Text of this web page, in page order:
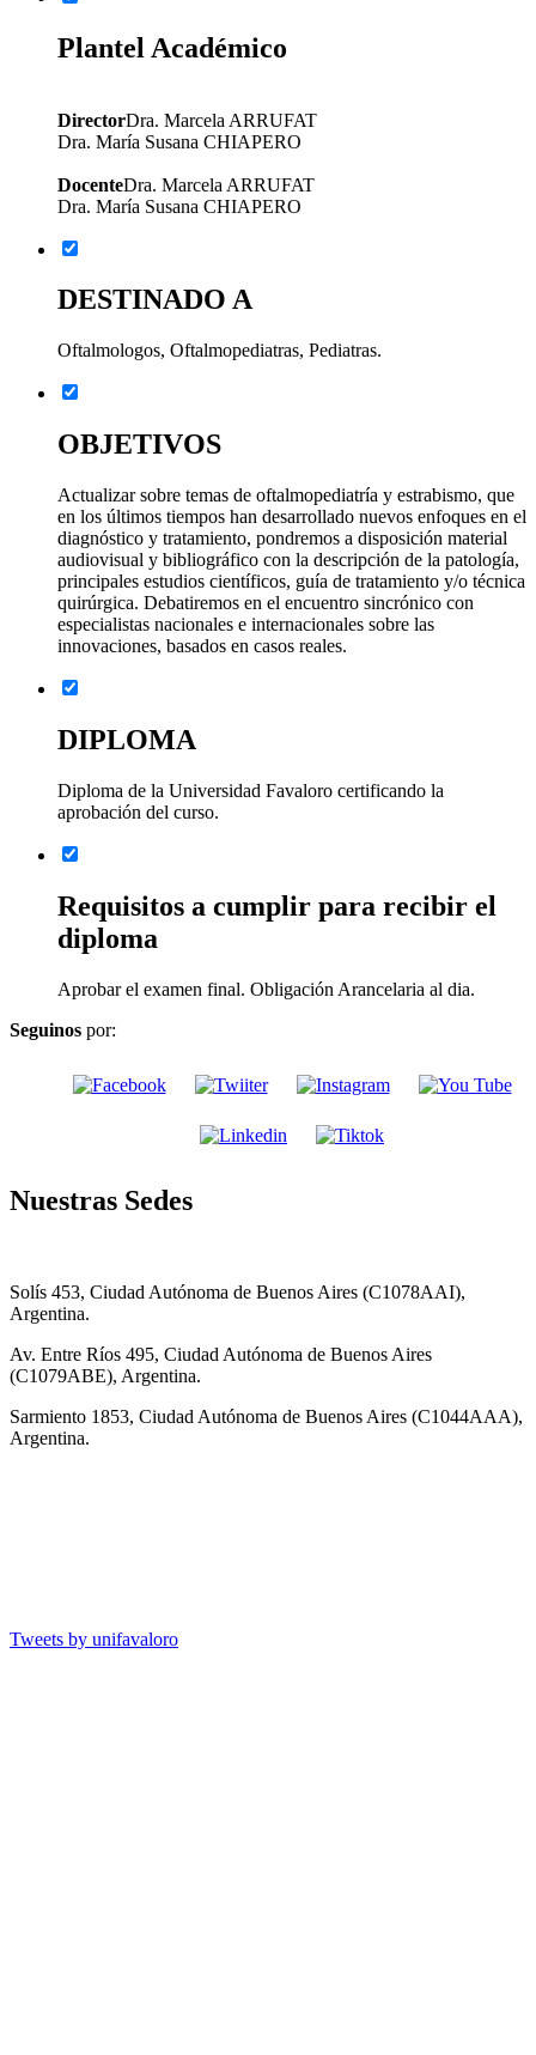
Plantel Académico
DirectorDra. Marcela ARRUFAT
Dra. María Susana CHIAPERO
DocenteDra. Marcela ARRUFAT
Dra. María Susana CHIAPERO
DESTINADO A
Oftalmologos, Oftalmopediatras, Pediatras.
OBJETIVOS
Actualizar sobre temas de oftalmopediatría y estrabismo, que
en los últimos tiempos han desarrollado nuevos enfoques en el
diagnóstico y tratamiento, pondremos a disposición material
audiovisual y bibliográfico con la descripción de la patología,
principales estudios científicos, guía de tratamiento y/o técnica
quirúrgica. Debatiremos en el encuentro sincrónico con
especialistas nacionales e internacionales sobre las
innovaciones, basados en casos reales.
DIPLOMA
Diploma de la Universidad Favaloro certificando la
aprobación del curso.
Requisitos a cumplir para recibir el
diploma
Aprobar el examen final. Obligación Arancelaria al dia.
Seguinos por:
Nuestras Sedes
Solís 453, Ciudad Autónoma de Buenos Aires (C1078AAI),
Argentina.
Av. Entre Ríos 495, Ciudad Autónoma de Buenos Aires
(C1079ABE), Argentina.
Sarmiento 1853, Ciudad Autónoma de Buenos Aires (C1044AAA),
Argentina.